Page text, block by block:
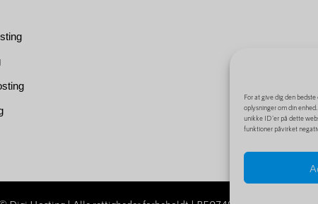
For at give dig den
oplysninger om din
unikke ID'er på dette
funktioner påvirket